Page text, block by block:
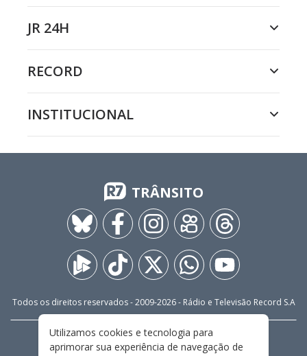
JR 24H
RECORD
INSTITUCIONAL
TRÂNSITO
Todos os direitos reservados - 2009-2026- Rádio e Televisão Record S.A
FALE CONOSCO
PRIVACIDADE
Utilizamos cookies e tecnologia para
aprimorar sua experiência de navegação de